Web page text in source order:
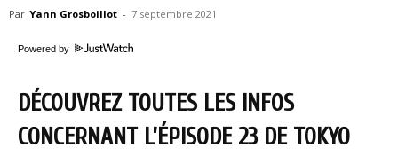
Par Yann Grosboillot - 7 septembre 2021
Powered by
DÉCOUVREZ TOUTES LES INFOS
CONCERNANT L’ÉPISODE 23 DE TOKYO